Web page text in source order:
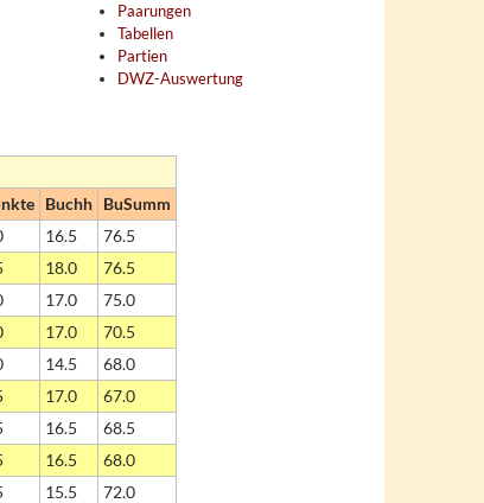
Paarungen
Tabellen
Partien
DWZ-Auswertung
Buchh BuSumm
16.5
76.5
18.0
76.5
17.0
75.0
17.0
70.5
14.5
68.0
17.0
67.0
16.5
68.5
16.5
68.0
15.5
72.0